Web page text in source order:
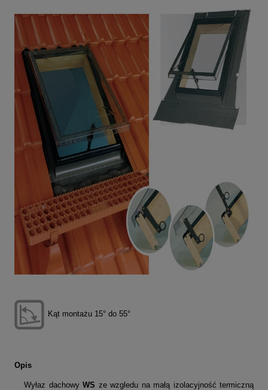
Kąt montażu 15° do 55°
Opis
Wyłaz dachowyWS ze wzgledu na małą izolacyjność termiczną